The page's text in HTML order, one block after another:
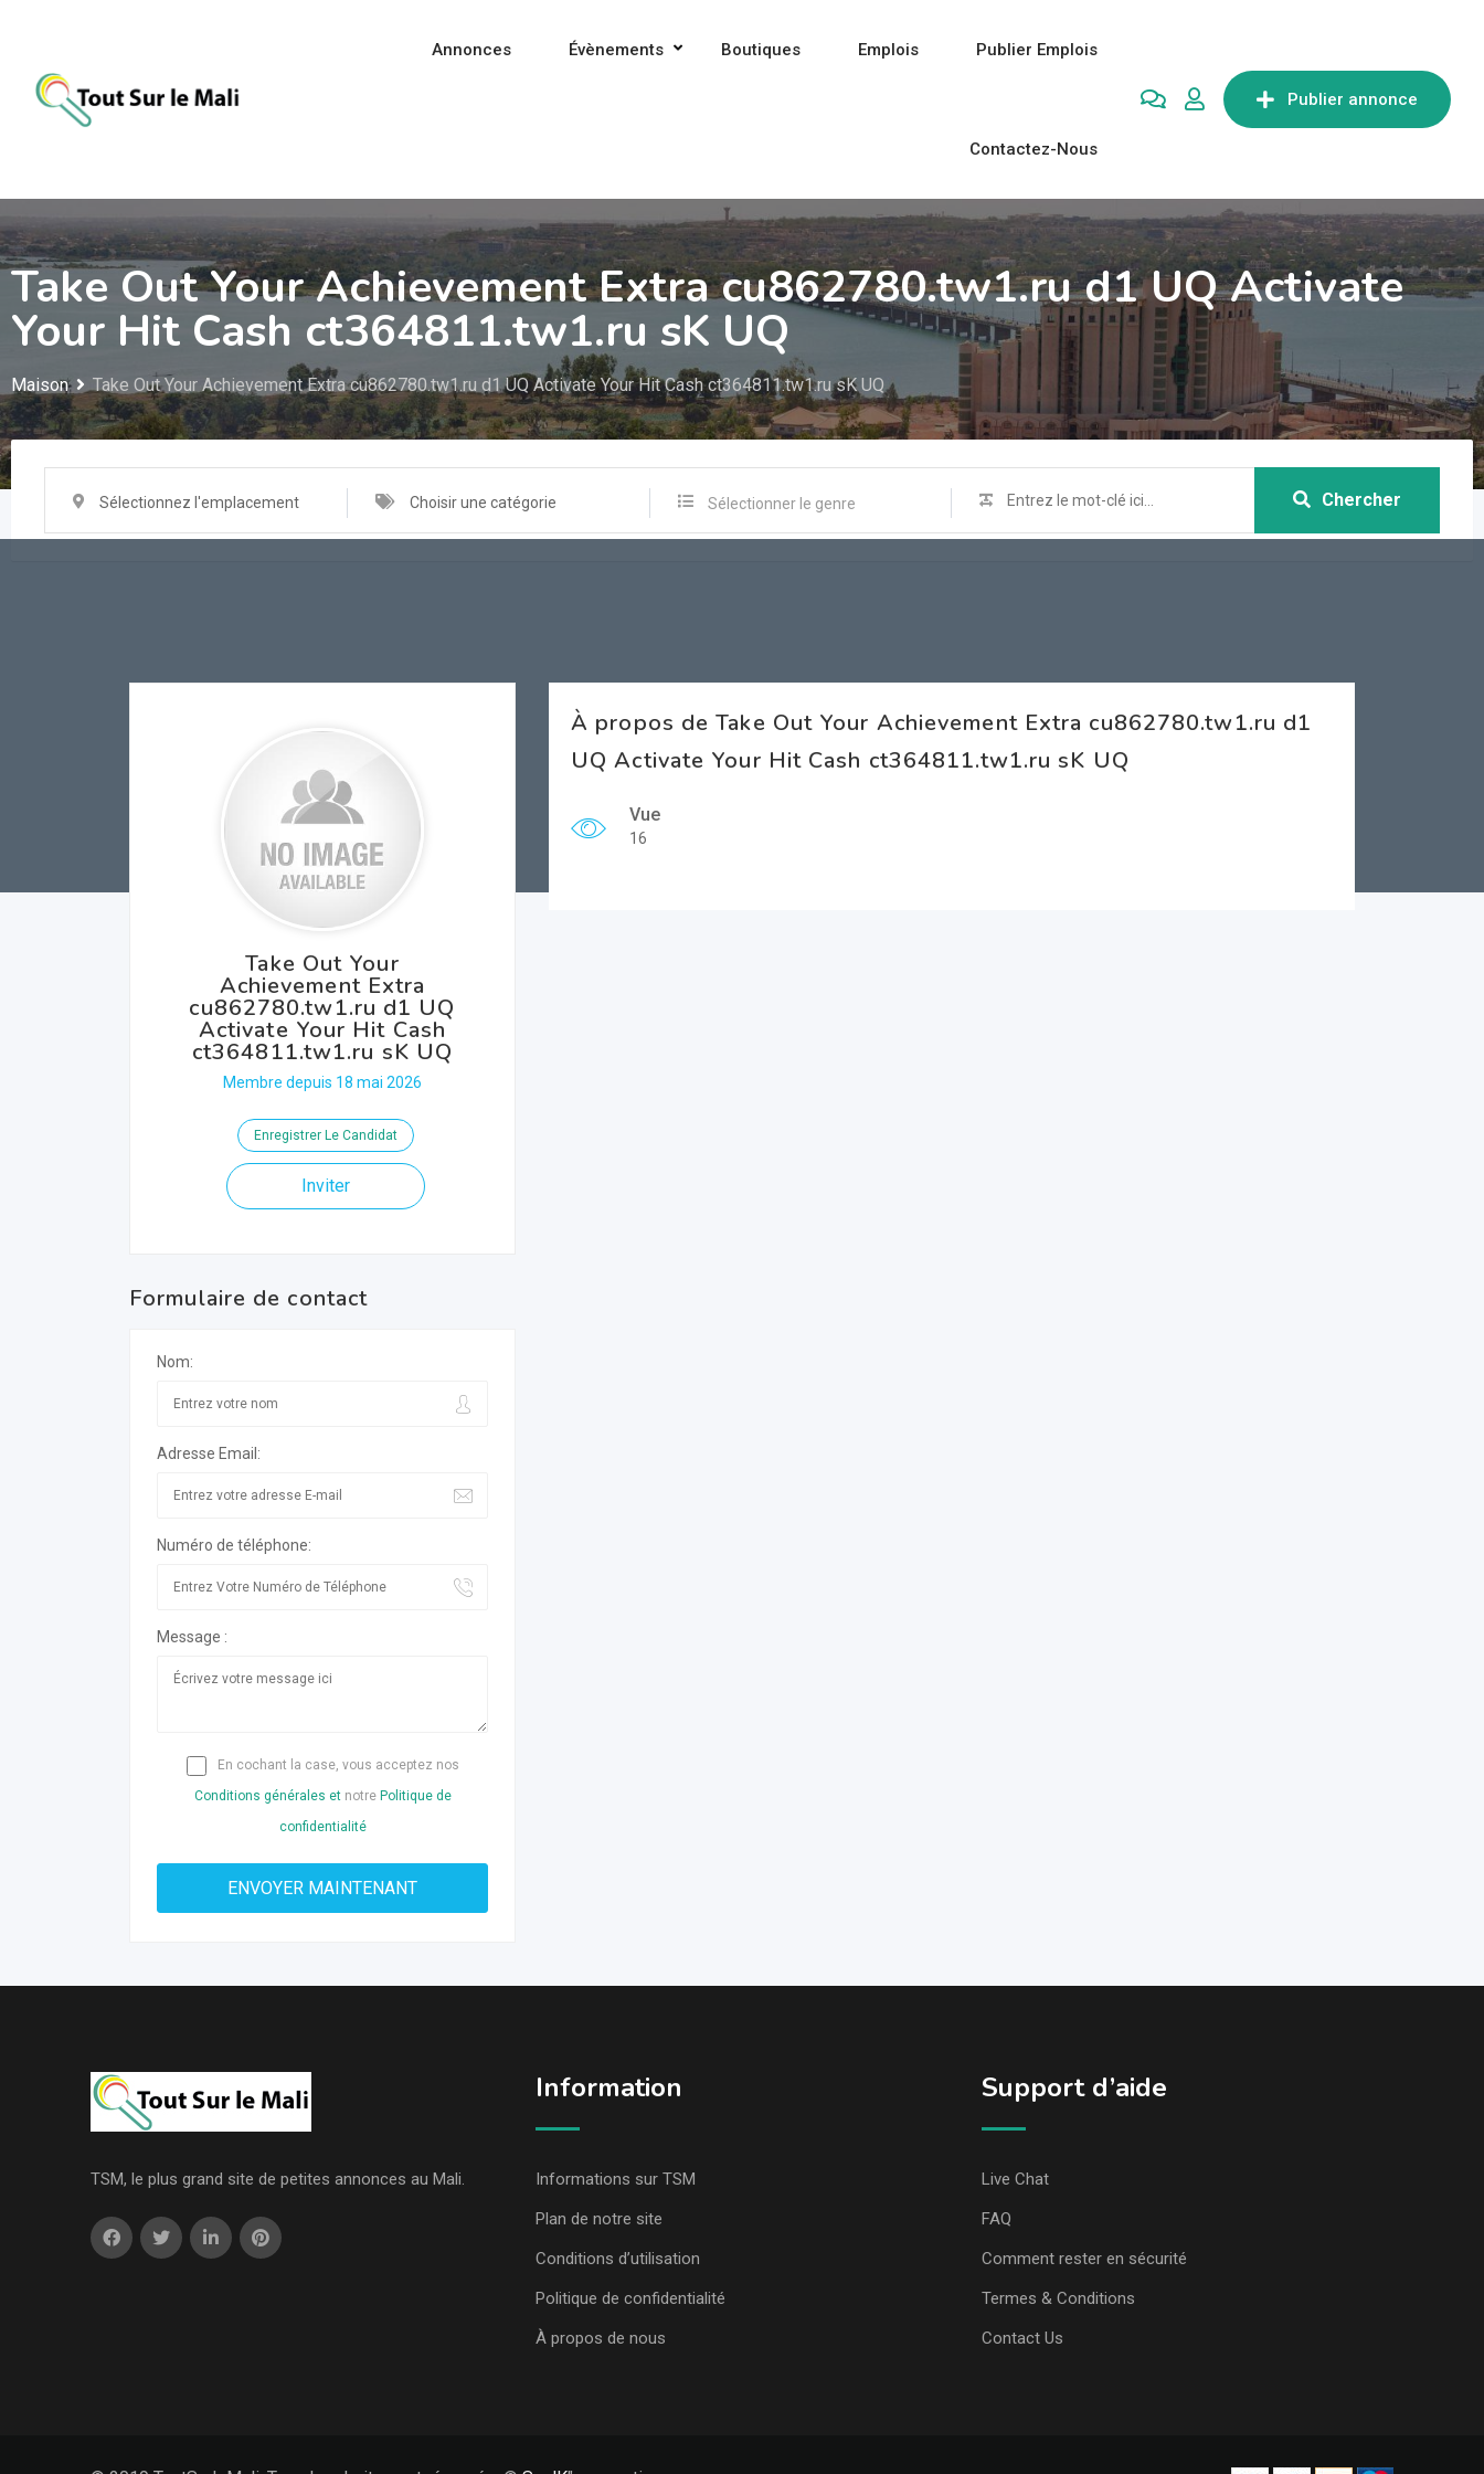
contenu
Publier annonce
Annonces Évènements Boutiques Emplois Publier Emplois
Contactez-Nous
Take Out Your Achievement Extra cu862780.tw1.ru d1 UQ Activate
Your Hit Cash ct364811.tw1.ru sK UQ
Maison Take Out Your Achievement Extra cu862780.tw1.ru d1 UQ Activate Your Hit Cash ct364811.tw1.ru sK UQ
Sélectionnez l'emplacement Choisir une catégorie Sélectionner le genre Chercher
Take Out Your
Achievement Extra
cu862780.tw1.ru d1 UQ
Activate Your Hit Cash
ct364811.tw1.ru sK UQ
Membre depuis 18 mai 2026
Enregistrer Le Candidat
Inviter
Formulaire de contact
Nom:
Adresse Email:
Numéro de téléphone:
Message :
En cochant la case, vous acceptez nos
Conditions générales etnotre Politique de
confidentialité
À propos de Take Out Your Achievement Extra cu862780.tw1.ru d1
UQ Activate Your Hit Cash ct364811.tw1.ru sK UQ
Vue
16
TSM, le plus grand site de petites annonces au Mali.
Information
Informations sur TSM
Plan de notre site
Conditions d’utilisation
Politique de confidentialité
À propos de nous
Support d’aide
Live Chat
FAQ
Comment rester en sécurité
Termes & Conditions
Contact Us